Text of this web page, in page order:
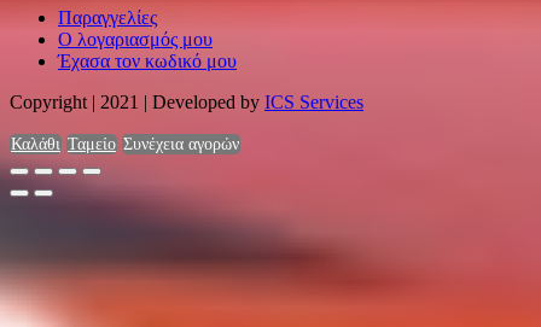
Παραγγελίες
Ο λογαριασμός μου
Έχασα τον κωδικό μου
Copyright | 2021 | Developed by ICS Services
Καλάθι Ταμείο Συνέχεια αγορών